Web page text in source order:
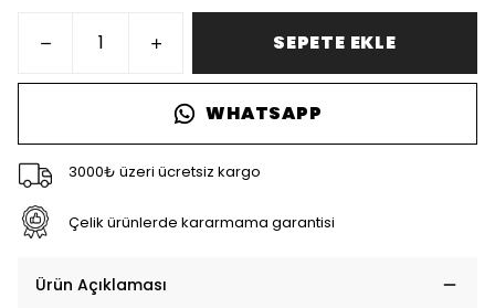
SEPETE EKLE
WHATSAPP
3000₺ üzeri ücretsiz kargo
Çelik ürünlerde kararmama garantisi
Ürün Açıklaması